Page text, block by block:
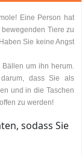
Eine Person hat
Tiere zu
Sie keine Angst
Bällen um ihn herum.
dass Sie als
und in die Taschen
zu werden!
sodass Sie